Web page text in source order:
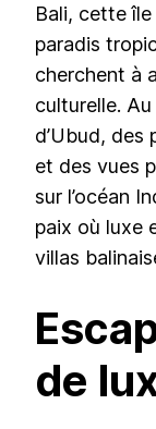
Bali, cette
paradis
cherchent à
culturelle.
d’Ubud, des
et des vues
sur l’océan
paix où luxe
villas
de